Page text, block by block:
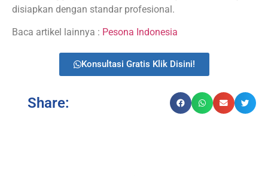
disiapkan dengan standar profesional.
Baca artikel lainnya : Pesona Indonesia
Konsultasi Gratis Klik Disini!
Share: